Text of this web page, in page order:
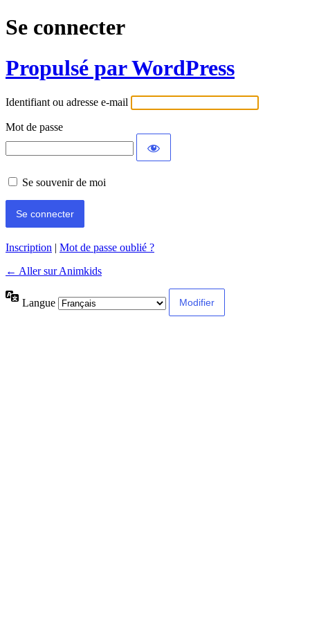
Se connecter
Propulsé par WordPress
Identifiant ou adresse e-mail
Mot de passe
Se souvenir de moi
Inscription | Mot de passe oublié ?
← Aller sur Animkids
Langue